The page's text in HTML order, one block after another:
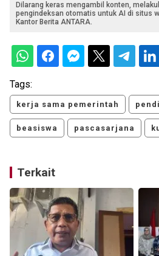
Dilarang keras mengambil konten,
pengindeksan otomatis untuk AI di situs
Kantor Berita ANTARA.
Tags:
kerja sama pemerintah
beasiswa pascasarjana
Terkait